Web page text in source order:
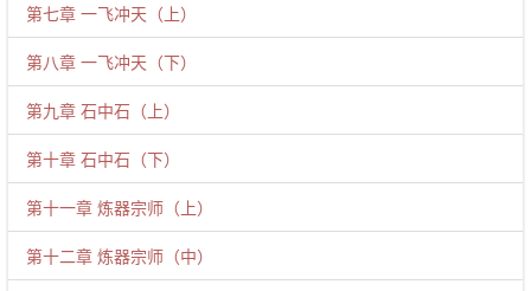
第七章 一飞冲天（上）
第八章 一飞冲天（下）
第九章 石中石（上）
第十章 石中石（下）
第十一章 炼器宗师（上）
第十二章 炼器宗师（中）